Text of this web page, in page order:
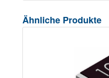
Produktgalerie
Ähnliche Produkte